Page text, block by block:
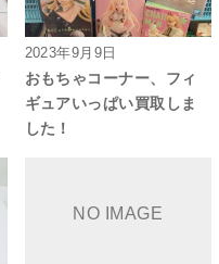
2023年9月9日
おもちゃコーナー、フィ
ギュアいっぱい買取しま
した！